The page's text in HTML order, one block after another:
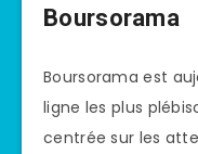
Boursorama
Boursorama est
ligne les plus
centrée sur les